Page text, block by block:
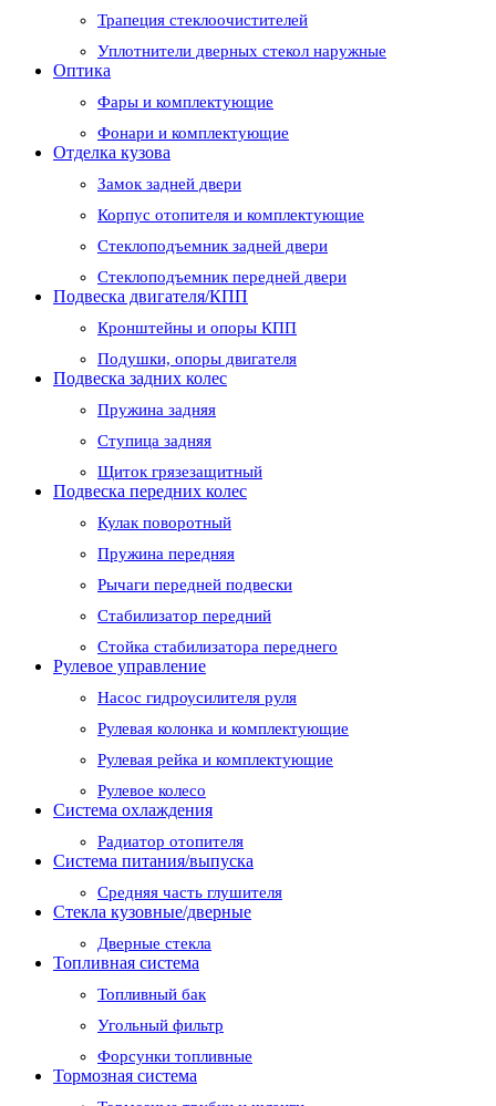
Трапеция стеклоочистителей
Уплотнители дверных стекол наружные
Оптика
Фары и комплектующие
Фонари и комплектующие
Отделка кузова
Замок задней двери
Корпус отопителя и комплектующие
Стеклоподъемник задней двери
Стеклоподъемник передней двери
Подвеска двигателя/КПП
Кронштейны и опоры КПП
Подушки, опоры двигателя
Подвеска задних колес
Пружина задняя
Ступица задняя
Щиток грязезащитный
Подвеска передних колес
Кулак поворотный
Пружина передняя
Рычаги передней подвески
Стабилизатор передний
Стойка стабилизатора переднего
Рулевое управление
Насос гидроусилителя руля
Рулевая колонка и комплектующие
Рулевая рейка и комплектующие
Рулевое колесо
Система охлаждения
Радиатор отопителя
Система питания/выпуска
Средняя часть глушителя
Стекла кузовные/дверные
Дверные стекла
Топливная система
Топливный бак
Угольный фильтр
Форсунки топливные
Тормозная система